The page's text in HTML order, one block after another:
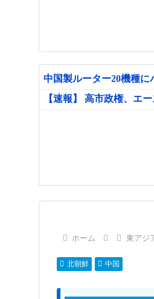
中国製ルーター20機種
【速報】 高市政権、エ
ホーム 東アジ
北朝鮮 中国